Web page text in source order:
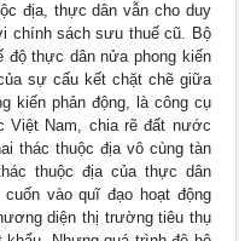
địa, thực dân vẫn cho duy
chính sách sưu thuế cũ. Bộ
độ thực dân nửa phong kiến
sự cấu kết chặt chẽ giữa
kiến phản động, là công cụ
Việt Nam, chia rẽ đất nước
thác thuộc địa vô cùng tàn
thuộc địa của thực dân
vào quĩ đạo hoạt động
diện thị trường tiêu thụ